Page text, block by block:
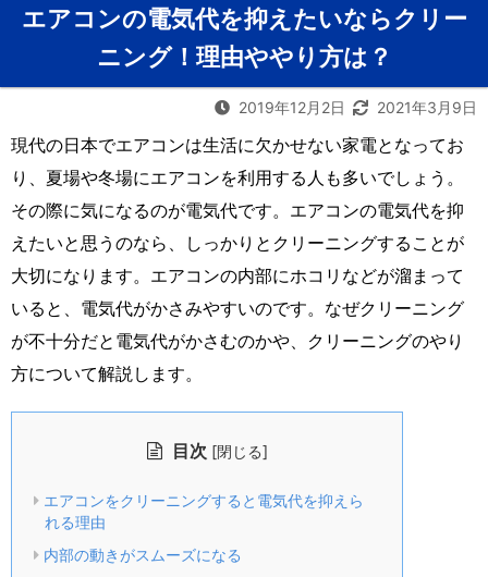
エアコンの電気代を抑えたいならクリー
ニング！理由ややり方は？
2019年12月2日 2021年3月9日
現代の日本でエアコンは生活に欠かせない家電となってお
り、夏場や冬場にエアコンを利用する人も多いでしょう。
その際に気になるのが電気代です。エアコンの電気代を抑
えたいと思うのなら、しっかりとクリーニングすることが
大切になります。エアコンの内部にホコリなどが溜まって
いると、電気代がかさみやすいのです。なぜクリーニング
が不十分だと電気代がかさむのかや、クリーニングのやり
方について解説します。
目次 [閉じる]
エアコンをクリーニングすると電気代を抑えら
れる理由
内部の動きがスムーズになる